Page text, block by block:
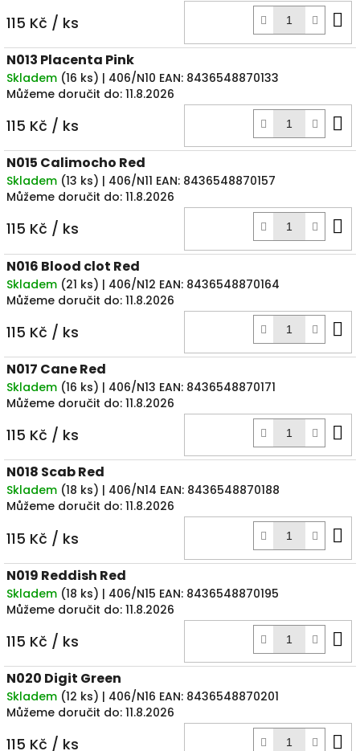
115 Kč / ks
N013 Placenta Pink
Skladem (16 ks) | 406/N10 EAN: 8436548870133
Můžeme doručit do: 11.8.2026
115 Kč / ks
N015 Calimocho Red
Skladem (13 ks) | 406/N11 EAN: 8436548870157
Můžeme doručit do: 11.8.2026
115 Kč / ks
N016 Blood clot Red
Skladem (21 ks) | 406/N12 EAN: 8436548870164
Můžeme doručit do: 11.8.2026
115 Kč / ks
N017 Cane Red
Skladem (16 ks) | 406/N13 EAN: 8436548870171
Můžeme doručit do: 11.8.2026
115 Kč / ks
N018 Scab Red
Skladem (18 ks) | 406/N14 EAN: 8436548870188
Můžeme doručit do: 11.8.2026
115 Kč / ks
N019 Reddish Red
Skladem (18 ks) | 406/N15 EAN: 8436548870195
Můžeme doručit do: 11.8.2026
115 Kč / ks
N020 Digit Green
Skladem (12 ks) | 406/N16 EAN: 8436548870201
Můžeme doručit do: 11.8.2026
115 Kč / ks